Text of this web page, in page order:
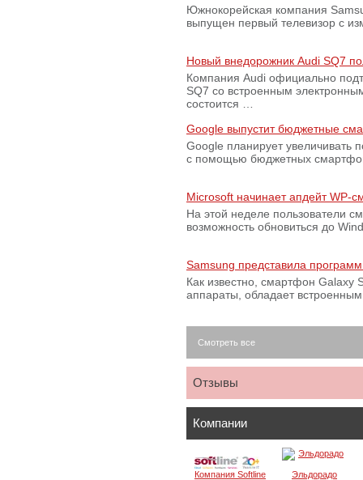
Южнокорейская компания
выпущен первый телевизор с
Новый внедорожник Audi SQ7
Компания Audi официально
SQ7 со встроенным
состоится …
Google выпустит бюджетные
Google планирует увеличивать
с помощью бюджетных
Microsoft начинает апдейт WP-
На этой неделе пользователи
возможность обновиться до
Samsung представила
Как известно, смартфон Galaxy
аппараты, обладает
Смотреть все
Отзывы
Компании
Компания Softline Эльдорадо